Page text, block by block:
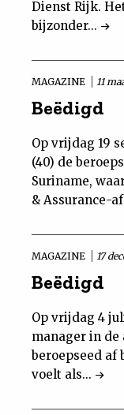
Dienst Rijk.
bijzonder...
MAGAZINE 11
Beëdigd
Op vrijdag 19
(40) de
Suriname,
& Assurance-
MAGAZINE 17
Beëdigd
Op vrijdag 4
manager in
beroepseed af
voelt als...